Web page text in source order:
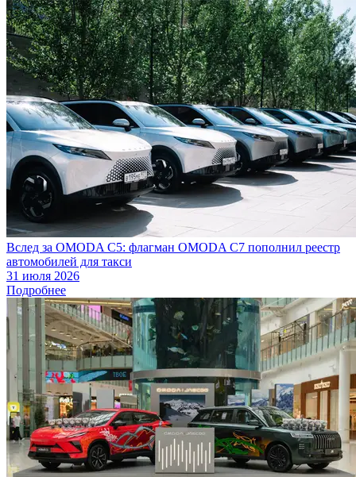
Вслед за OMODA C5: флагман OMODA C7 пополнил реестр
автомобилей для такси
31 июля 2026
Подробнее